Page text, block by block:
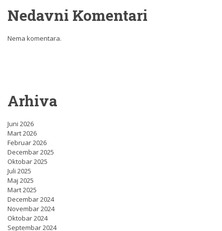
Nedavni Komentari
Nema komentara.
Arhiva
Juni 2026
Mart 2026
Februar 2026
Decembar 2025
Oktobar 2025
Juli 2025
Maj 2025
Mart 2025
Decembar 2024
Novembar 2024
Oktobar 2024
Septembar 2024